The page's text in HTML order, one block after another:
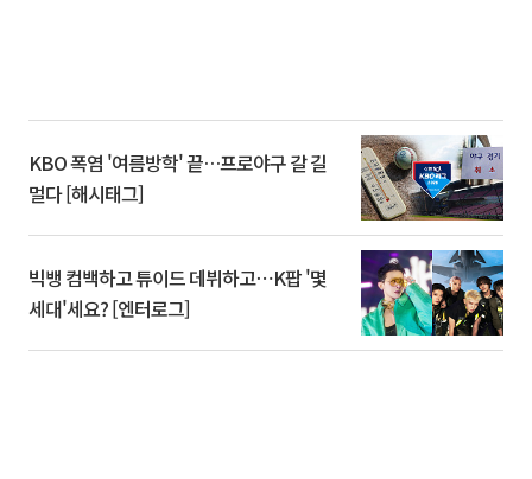
KBO 폭염 '여름방학' 끝…프로야구 갈 길
멀다 [해시태그]
빅뱅 컴백하고 튜이드 데뷔하고⋯K팝 '몇
세대'세요? [엔터로그]